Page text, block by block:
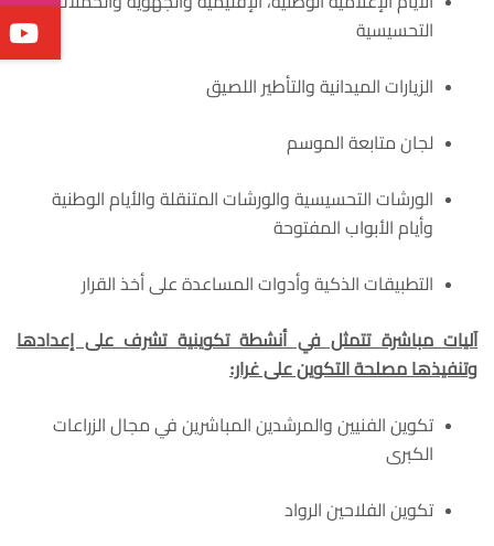
التحسيسية
الزيارات الميدانية والتأطير اللصيق
لجان متابعة الموسم
الورشات التحسيسية والورشات المتنقلة والأيام الوطنية
وأيام الأبواب المفتوحة
التطبيقات الذكية وأدوات المساعدة على أخذ القرار
آليات مباشرة تتمثل في أنشطة تكوينية تشرف على إعدادها
وتنفيذها مصلحة التكوين على غرار:
تكوين الفنيين والمرشدين المباشرين في مجال الزراعات
الكبرى
تكوين الفلاحين الرواد